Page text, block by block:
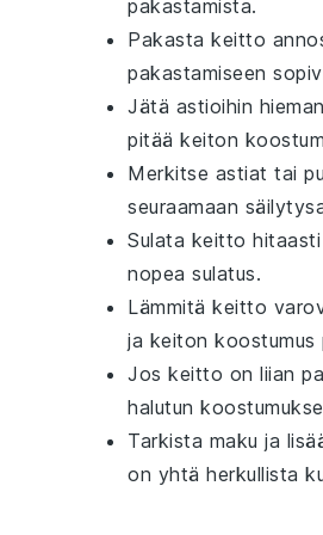
pakastamista.
Pakasta keitto
pakastamiseen
Jätä astioihin
pitää keiton
Merkitse astiat tai
seuraamaan
Sulata keitto
nopea sulatus.
Lämmitä keitto
ja keiton koostumus
Jos keitto on liian
halutun
Tarkista maku ja
on yhtä herkullista